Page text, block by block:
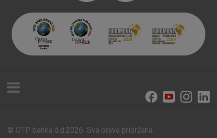
Poslovnice i bankomati
© OTP banka d.d.2026. Sva prava pridržana.